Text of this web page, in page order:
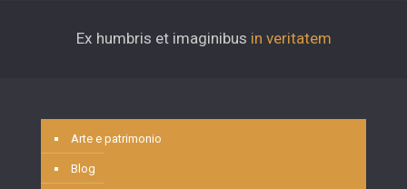
Ex humbris et imaginibus in veritatem
Arte e patrimonio
Blog